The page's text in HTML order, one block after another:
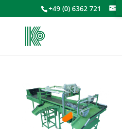
+49 (0) 6362 721